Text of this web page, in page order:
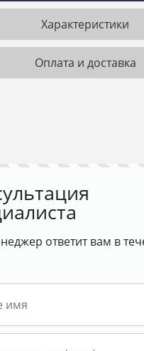
Характеристики
Оплата и доставка
ответит вам в